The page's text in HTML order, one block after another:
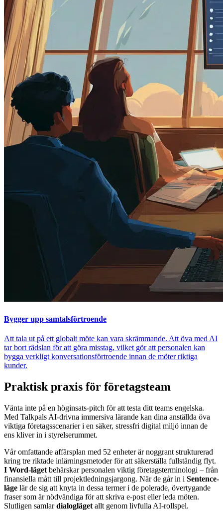
Bygger upp samtalsförtroende
Att tala ut på ett globalt möte kan vara skrämmande. Att öva med AI
tar bort rädslan för att göra misstag, vilket gör att personalen kan
bygga verkligt konversationsförtroende innan de möter riktiga
kunder.
Praktisk praxis för företagsteam
Vänta inte på en höginsats-pitch för att testa ditt teams engelska.
Med Talkpals AI-drivna immersiva lärande kan dina anställda öva
viktiga företagsscenarier i en säker, stressfri digital miljö innan de
ens kliver in i styrelserummet.
Vår omfattande affärsplan med 52 enheter är noggrant strukturerad
kring tre riktade inlärningsmetoder för att säkerställa fullständig flyt.
I Word-läget behärskar personalen viktig företagsterminologi – från
finansiella mått till projektledningsjargong. När de går in i Sentence-
läge lär de sig att knyta in dessa termer i de polerade, övertygande
fraser som är nödvändiga för att skriva e-post eller leda möten.
Slutligen samlardialogläget allt genom livfulla AI-rollspel.